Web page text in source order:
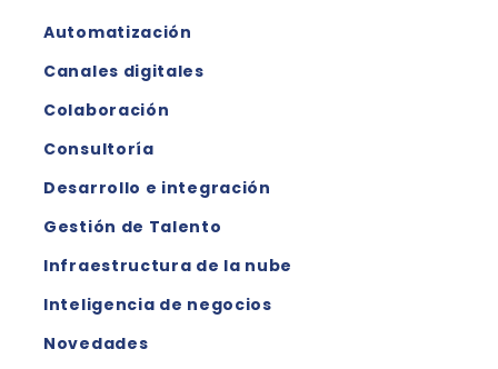
Automatización
Canales digitales
Colaboración
Consultoría
Desarrollo e integración
Gestión de Talento
Infraestructura de la nube
Inteligencia de negocios
Novedades